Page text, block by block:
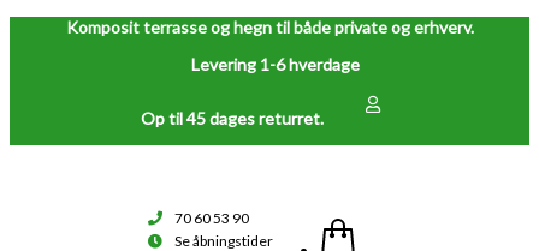
Komposit terrasse og hegn til både private og erhverv.
Levering 1-6 hverdage
Op til 45 dages returret.
70 60 53 90
Se åbningstider